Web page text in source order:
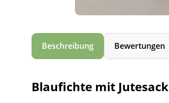
Beschreibung Bewertungen
Blaufichte mit Jutesack